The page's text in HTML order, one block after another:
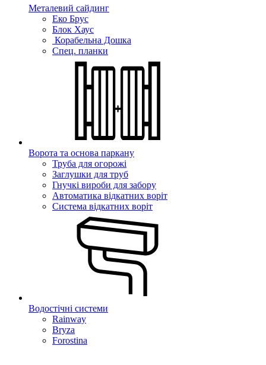
Металевий сайдинг
Еко Брус
Блок Хаус
Корабельна Дошка
Спец. планки
Ворота та основа паркану
Труба для огорожі
Заглушки для труб
Гнучкі вироби для забору
Автоматика відкатних воріт
Система відкатних воріт
Водостічні системи
Rainway
Bryza
Forostina